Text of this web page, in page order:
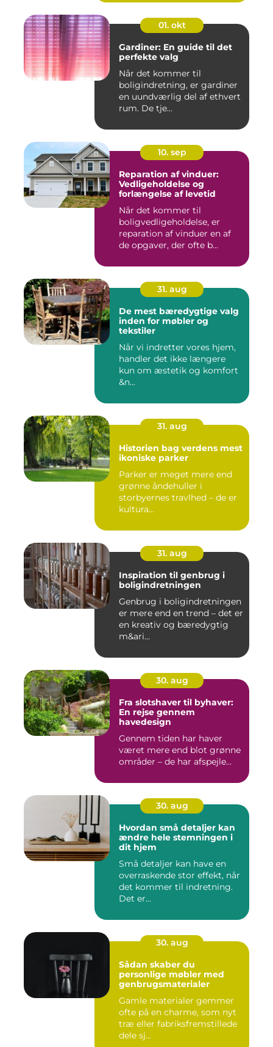
01. okt
Gardiner: En guide til det
perfekte valg
Når det kommer til
boligindretning, er gardiner
en uundværlig del af ethvert
rum. De tje...
10. sep
Reparation af vinduer:
Vedligeholdelse og
forlængelse af levetid
Når det kommer til
boligvedligeholdelse, er
reparation af vinduer en af
de opgaver, der ofte b...
31. aug
De mest bæredygtige valg
inden for møbler og
tekstiler
Når vi indretter vores hjem,
handler det ikke længere
kun om æstetik og komfort
&n...
31. aug
Historien bag verdens mest
ikoniske parker
Parker er meget mere end
grønne åndehuller i
storbyernes travlhed – de er
kultura...
31. aug
Inspiration til genbrug i
boligindretningen
Genbrug i boligindretningen
er mere end en trend – det er
en kreativ og bæredygtig
m&ari...
30. aug
Fra slotshaver til byhaver:
En rejse gennem
havedesign
Gennem tiden har haver
været mere end blot grønne
områder – de har afspejle...
30. aug
Hvordan små detaljer kan
ændre hele stemningen i
dit hjem
Små detaljer kan have en
overraskende stor effekt, når
det kommer til indretning.
Det er...
30. aug
Sådan skaber du
personlige møbler med
genbrugsmaterialer
Gamle materialer gemmer
ofte på en charme, som nyt
træ eller fabriksfremstillede
dele sj...